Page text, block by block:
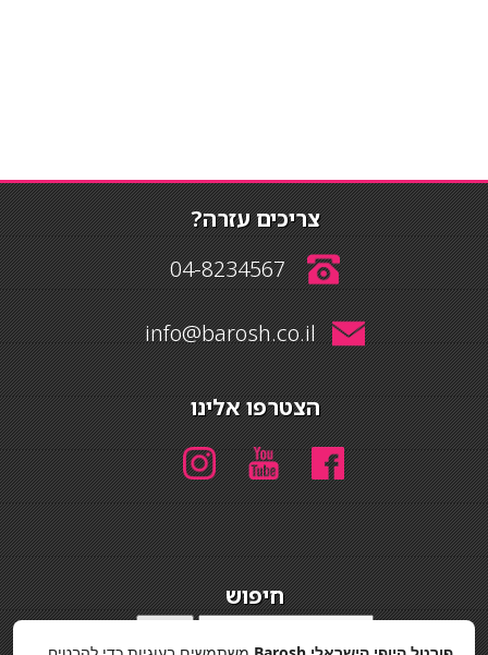
צריכים עזרה?
04-8234567
info@barosh.co.il
הצטרפו אלינו
חיפוש